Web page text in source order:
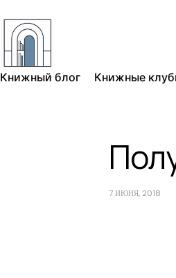
Книжный блог Книжные
7 ИЮНЯ, 2018